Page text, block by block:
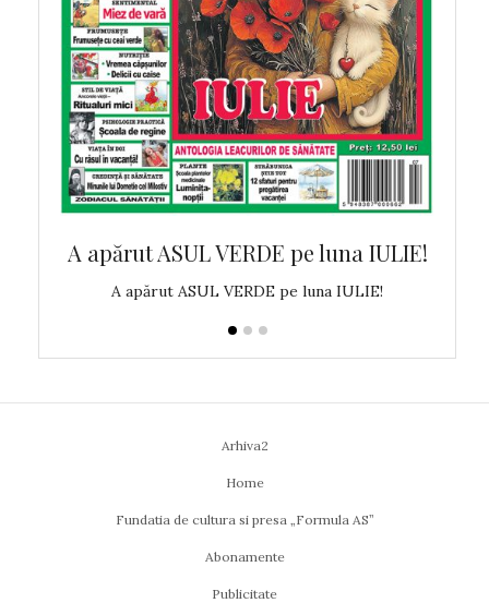
A apărut ASUL VERDE pe luna IULIE!
A apărut ASUL VERDE pe luna IULIE!
Arhiva2
Home
Fundatia de cultura si presa „Formula AS”
Abonamente
Publicitate